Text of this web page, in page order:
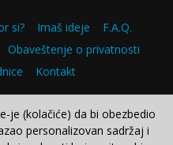
si? Imaš ideje
F.A.Q.
Obaveštenje o privatnosti
Kontakt
je (kolačiće) da bi obezbedio
personalizovan sadržaj i